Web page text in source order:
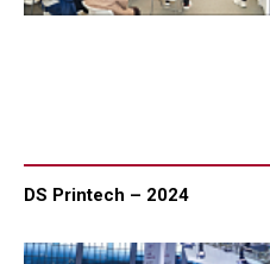
DS Printech – 2024